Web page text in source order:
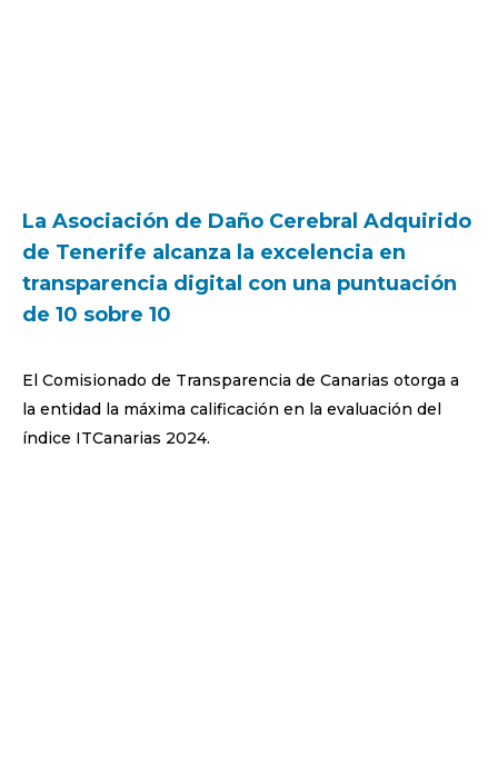
La Asociación de Daño Cerebral Adquirido
de Tenerife alcanza la excelencia en
transparencia digital con una puntuación
de 10 sobre 10
El Comisionado de Transparencia de Canarias otorga a
la entidad la máxima calificación en la evaluación del
índice ITCanarias 2024.